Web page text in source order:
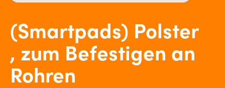
(Smartpads) Polster
, zum Befestigen an
Rohren